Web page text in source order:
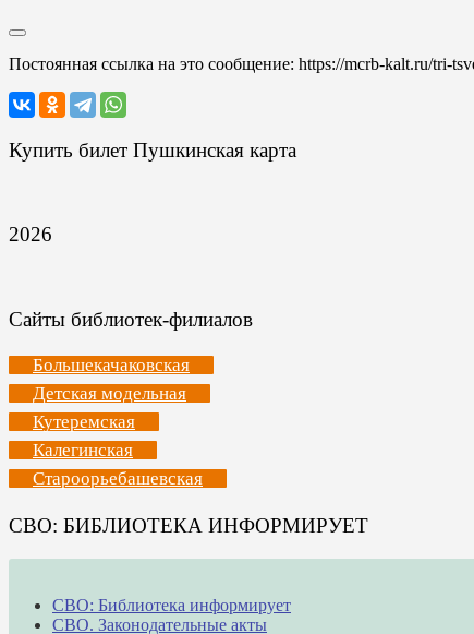
Постоянная ссылка на это сообщение: https://mcrb-kalt.ru/tri-
Купить билет Пушкинская карта
2026
Сайты библиотек-филиалов
Большекачаковская
Детская модельная
Кутеремская
Калегинская
Староорьебашевская
СВО: БИБЛИОТЕКА ИНФОРМИРУЕТ
СВО: Библиотека информирует
СВО. Законодательные акты